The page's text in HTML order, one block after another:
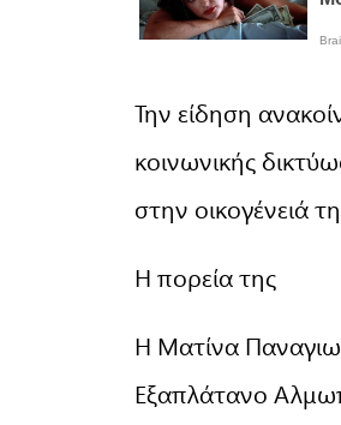
Την είδηση
κοινωνικής
στην οικογένειά
Η πορεία της
Η Ματίνα
Εξαπλάτανο